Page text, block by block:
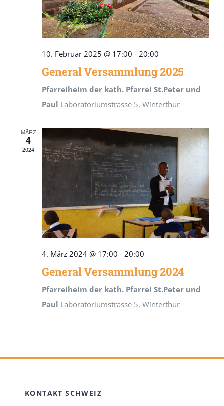
10. Februar 2025 @ 17:00 - 20:00
General Versammlung 2025
Pfarreiheim der kath. Pfarrei St.Peter und
Paul Laboratoriumstrasse 5, Winterthur
MÄRZ
4
2024
4. März 2024 @ 17:00 - 20:00
General Versammlung 2024
Pfarreiheim der kath. Pfarrei St.Peter und
Paul Laboratoriumstrasse 5, Winterthur
KONTAKT SCHWEIZ